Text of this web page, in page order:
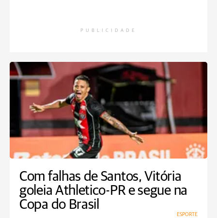
PUBLICIDADE
Com falhas de Santos, Vitória
goleia Athletico-PR e segue na
Copa do Brasil
ESPORTE